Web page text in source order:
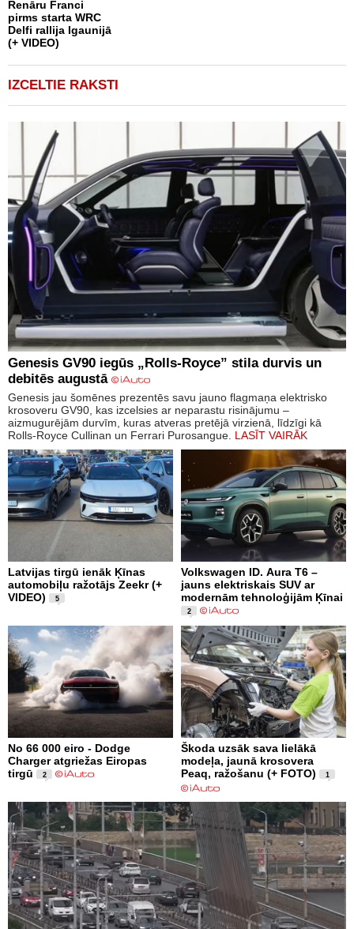
Renāru Franci
pirms starta WRC
Delfi rallija Igaunijā
(+ VIDEO)
IZCELTIE RAKSTI
Genesis GV90 iegūs „Rolls-Royce” stila durvis un
debitēs augustā
Genesis jau šomēnes prezentēs savu jauno flagmaņa elektrisko
krosoveru GV90, kas izcelsies ar neparastu risinājumu –
aizmugurējām durvīm, kuras atveras pretējā virzienā, līdzīgi kā
Rolls-Royce Cullinan un Ferrari Purosangue. LASĪT VAIRĀK
Latvijas tirgū ienāk Ķīnas
automobiļu ražotājs Zeekr (+
VIDEO)
5
Volkswagen ID. Aura T6 –
jauns elektriskais SUV ar
modernām tehnoloģijām Ķīnai
2
No 66 000 eiro - Dodge
Charger atgriežas Eiropas
tirgū
2
Škoda uzsāk sava lielākā
modeļa, jaunā krosovera
Peaq, ražošanu (+ FOTO)
1